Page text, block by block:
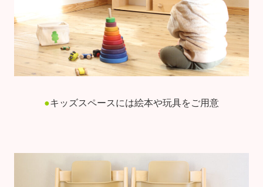
●キッズスペースには絵本や玩具をご用意